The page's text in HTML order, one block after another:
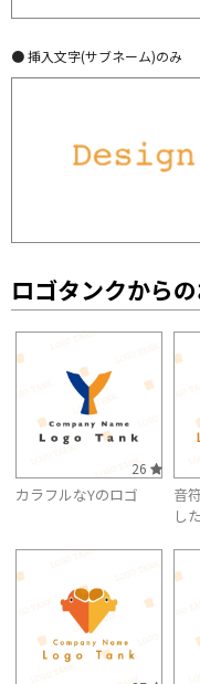
● 挿入文字(サブネーム)のみ
ロゴタンクから
26
カラフルなYのロゴ
音
し